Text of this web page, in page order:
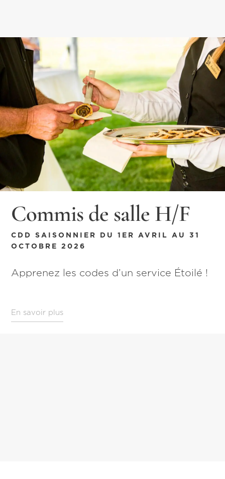
Commis de salle H/F
CDD SAISONNIER DU 1ER AVRIL AU 31
OCTOBRE 2026
Apprenez les codes d’un service Étoilé !
En savoir plus